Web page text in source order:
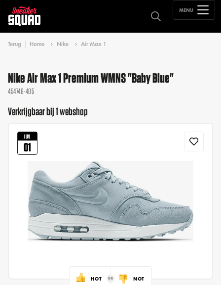
MENU
Terug Home Nike Air Max 1
Nike Air Max 1 Premium WMNS "Baby Blue"
454746-405
Verkrijgbaar bij 1 webshop
JUN
01
HOT NOT